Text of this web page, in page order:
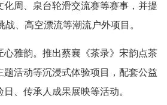
化周、泉台轮滑交流赛等赛事，并提
、高空漂流等潮流户外项目。
雅韵。推出蔡襄《茶录》宋韵点茶
题活动等沉浸式体验项目，配套公益
、传承人成果展映等活动。